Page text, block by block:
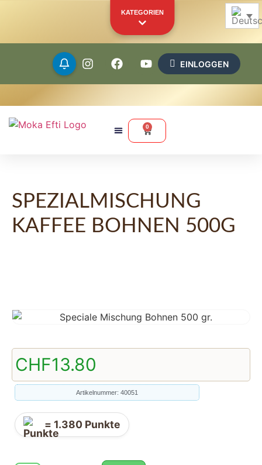
EINLOGGEN
0
SPEZIALMISCHUNG
KAFFEE BOHNEN 500G
CHF13.80
Artikelnummer: 40051
= 1.380 Punkte
KATEGORIEN
Bohnen Gemahlen